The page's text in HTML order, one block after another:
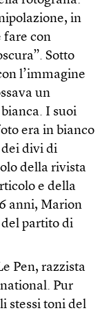
in
fare con
Sotto
l’immagine
un
I suoi
era in bianco
divi di
della rivista
e della
anni, Marion
partito di
Pen, razzista
Pur
stessi toni del